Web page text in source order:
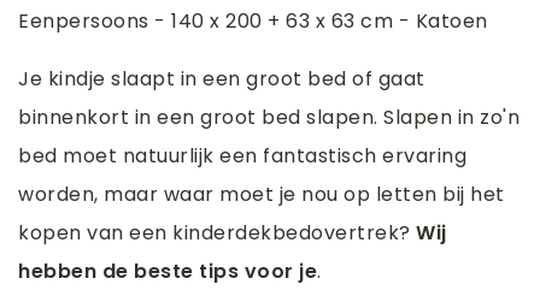
Eenpersoons - 140 x 200 + 63 x 63 cm - Katoen
Je kindje slaapt in een groot bed of gaat
binnenkort in een groot bed slapen. Slapen in zo'n
bed moet natuurlijk een fantastisch ervaring
worden, maar waar moet je nou op letten bij het
kopen van een kinderdekbedovertrek? Wij
hebben de beste tips voor je.